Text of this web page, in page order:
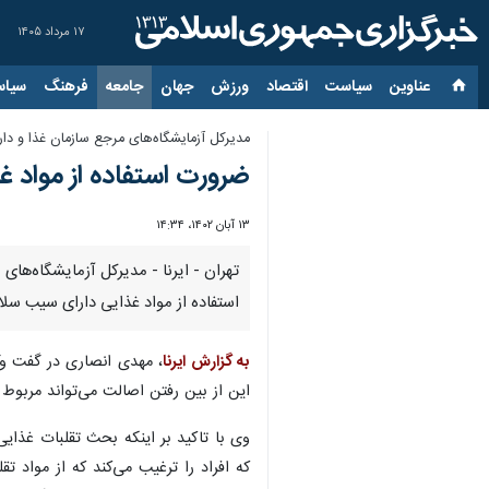
۱۷ مرداد ۱۴۰۵
عناوین‌ سیاست اقتصاد ورزش جهان جامعه فرهنگ
مدیرکل آزمایشگاه‌های مرجع سازمان غذا و
ضرورت استفاده از
۱۳ آبان ۱۴۰۲، ۱۴:۳۴